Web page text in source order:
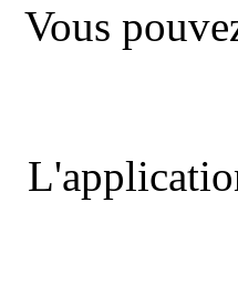
Vous